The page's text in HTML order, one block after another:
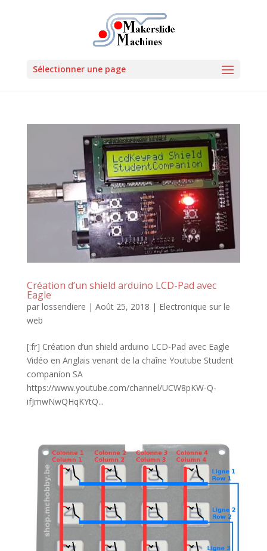
Sélectionner une page
Création d’un shield arduino LCD-Pad avec
Eagle
par lossendiere | Août 25, 2018 | Electronique sur le
web
[:fr] Création d’un shield arduino LCD-Pad avec Eagle
Vidéo en Anglais venant de la chaîne Youtube Student
companion SA
https://www.youtube.com/channel/UCW8pKW-Q-
ifJmwNwQHqKYtQ...